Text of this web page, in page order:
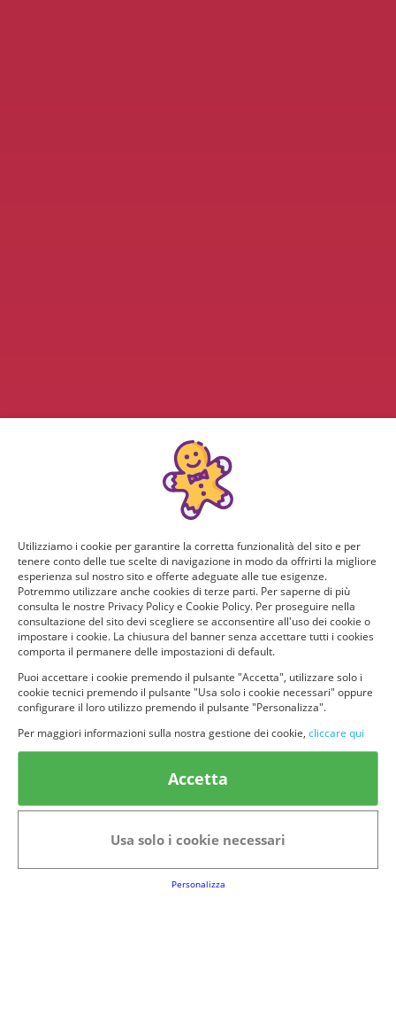
Categorie in evidenza
Alimenti e bevande
Senior
Utilizziamo i cookie per garantire la corretta funzionalità del sito e per
tenere conto delle tue scelte di navigazione in modo da offrirti la migliore
esperienza sul nostro sito e offerte adeguate alle tue esigenze.
Potremmo utilizzare anche cookies di terze parti. Per saperne di più
consulta le nostre Privacy Policy e Cookie Policy. Per proseguire nella
consultazione del sito devi scegliere se acconsentire all'uso dei cookie o
impostare i cookie. La chiusura del banner senza accettare tutti i cookies
comporta il permanere delle impostazioni di default.
Puoi accettare i cookie premendo il pulsante "Accetta", utilizzare solo i
cookie tecnici premendo il pulsante "Usa solo i cookie necessari" oppure
configurare il loro utilizzo premendo il pulsante "Personalizza".
Per maggiori informazioni sulla nostra gestione dei cookie, cliccare qui
Accetta
Usa solo i cookie necessari
Personalizza